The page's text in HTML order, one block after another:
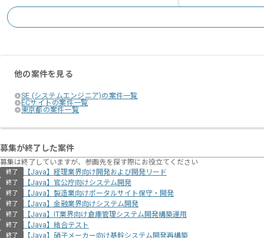
他の案件を見る
SE (システムエンジニア)の案件一覧
ECサイトの案件一覧
東京都の案件一覧
募集が終了した案件
募集は終了していますが、参画先を探す際にお役立てください
終了 【Java】経理業界向け開発および開発リード
終了 【Java】官公庁向けシステム開発
終了 【Java】製造業向けポータルサイト保守・開発
終了 【Java】金融業界向けシステム開発
終了 【Java】IT業界向け倉庫管理システム開発構築運用
終了 【Java】結合テスト
終了 【Java】硝子メーカー向け基幹システム開発再構築